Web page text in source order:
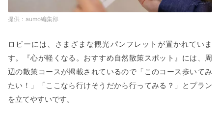
aumo編集部
ロビーには、さまざまな観光パンフレットが置かれていま
す。『心が軽くなる。おすすめ自然散策スポット』には、周
辺の散策コースが掲載されているので「このコース歩いてみ
たい！」「ここなら行けそうだから行ってみる？」とプラン
を立てやすいです。